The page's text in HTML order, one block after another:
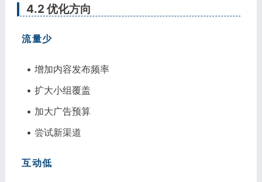
4.2 优化方向
流量少
• 增加内容发布频率
• 扩大小组覆盖
• 加大广告预算
• 尝试新渠道
互动低